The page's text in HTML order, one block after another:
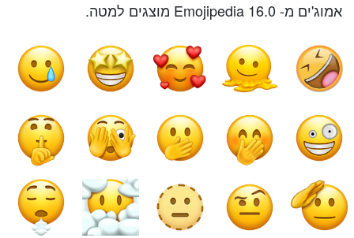
אמוג'ים מ- Emojipedia 16.0 מוצגים למטה.